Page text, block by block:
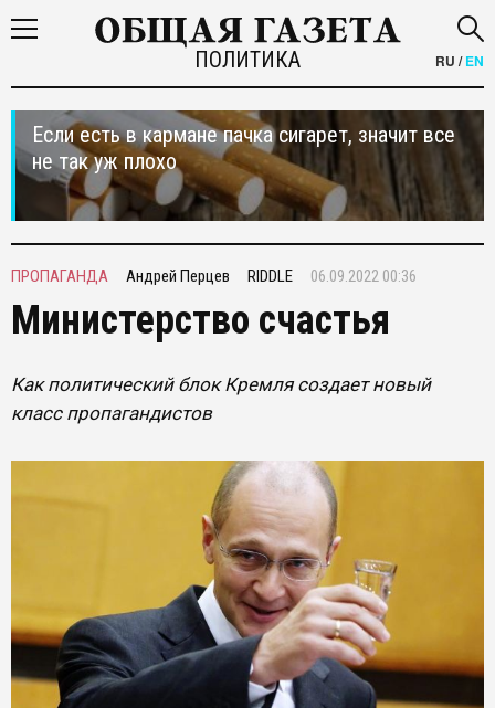
ПОЛИТИКА RU /EN
Если есть в кармане пачка сигарет, значит все
не так уж плохо
ПРОПАГАНДА Андрей Перцев RIDDLE 06.09.2022 00:36
Министерство счастья
Как политический блок Кремля создает новый
класс пропагандистов